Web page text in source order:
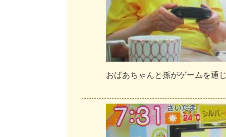
おばあち ゃ んと孫がゲー ム を通